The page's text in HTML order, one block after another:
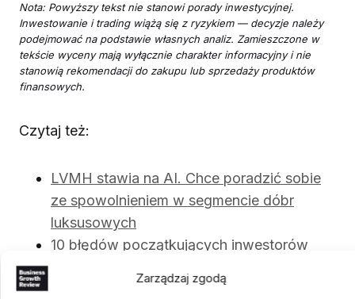
Zarządzaj zgodą
Nota: Powyższy tekst nie stanowi porady inwestycyjnej.
Inwestowanie i trading wiążą się z ryzykiem — decyzje należy
podejmować na podstawie własnych analiz. Zamieszczone w
tekście wyceny mają wyłącznie charakter informacyjny i nie
stanowią rekomendacji do zakupu lub sprzedaży produktów
finansowych.
Czytaj też:
LVMH stawia na AI. Chce poradzić sobie
ze spowolnieniem w segmencie dóbr
luksusowych
10 błędów początkujących inwestorów
GIEŁDA